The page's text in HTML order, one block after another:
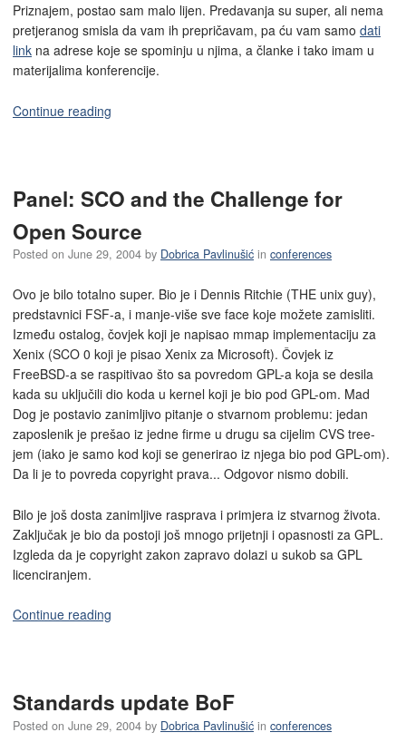
Priznajem, postao sam malo lijen. Predavanja su super, ali nema
pretjeranog smisla da vam ih prepričavam, pa ću vam samo dati
link na adrese koje se spominju u njima, a članke i tako imam u
materijalima konferencije.
Continue reading
Panel: SCO and the Challenge for
Open Source
Posted on June 29, 2004 by Dobrica Pavlinušić in conferences
Ovo je bilo totalno super. Bio je i Dennis Ritchie (THE unix guy),
predstavnici FSF-a, i manje-više sve face koje možete zamisliti.
Između ostalog, čovjek koji je napisao mmap implementaciju za
Xenix (SCO 0 koji je pisao Xenix za Microsoft). Čovjek iz
FreeBSD-a se raspitivao što sa povredom GPL-a koja se desila
kada su uključili dio koda u kernel koji je bio pod GPL-om. Mad
Dog je postavio zanimljivo pitanje o stvarnom problemu: jedan
zaposlenik je prešao iz jedne firme u drugu sa cijelim CVS tree-
jem (iako je samo kod koji se generirao iz njega bio pod GPL-om).
Da li je to povreda copyright prava... Odgovor nismo dobili.
Bilo je još dosta zanimljive rasprava i primjera iz stvarnog života.
Zaključak je bio da postoji još mnogo prijetnji i opasnosti za GPL.
Izgleda da je copyright zakon zapravo dolazi u sukob sa GPL
licenciranjem.
Continue reading
Standards update BoF
Posted on June 29, 2004 by Dobrica Pavlinušić in conferences